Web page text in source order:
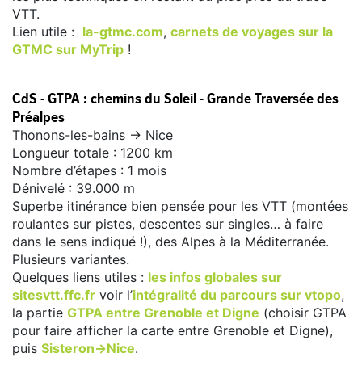
VTT.
Lien utile : la-gtmc.com, carnets de voyages sur la
GTMC sur MyTrip !
CdS - GTPA : chemins du Soleil - Grande Traversée des
Préalpes
Thonons-les-bains -> Nice
Longueur totale : 1200 km
Nombre d’étapes : 1 mois
Dénivelé : 39.000 m
Superbe itinérance bien pensée pour les VTT (montées
roulantes sur pistes, descentes sur singles… à faire
dans le sens indiqué !), des Alpes à la Méditerranée.
Plusieurs variantes.
Quelques liens utiles : les infos globales sur
sitesvtt.ffc.fr voir l’intégralité du parcours sur vtopo,
la partie GTPA entre Grenoble et Digne (choisir GTPA
pour faire afficher la carte entre Grenoble et Digne),
puis Sisteron->Nice.